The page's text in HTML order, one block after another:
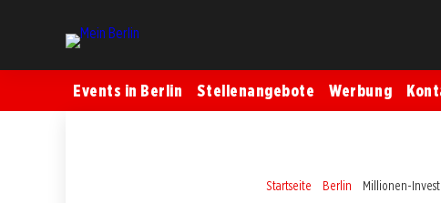
Events in Berlin Stellenangebote Werbung
Startseite Berlin Millionen-